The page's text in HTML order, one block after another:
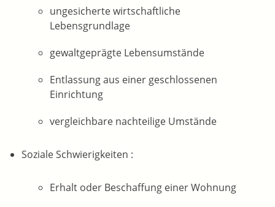
ungesicherte wirtschaftliche
Lebensgrundlage
gewaltgeprägte Lebensumstände
Entlassung aus einer geschlossenen
Einrichtung
vergleichbare nachteilige Umstände
Soziale Schwierigkeiten :
Erhalt oder Beschaffung einer Wohnung